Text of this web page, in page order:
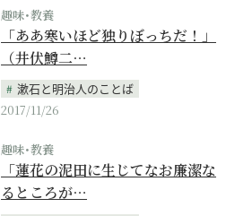
趣味･教養
「ああ寒いほど独りぼっちだ！」
（井伏鱒二…
漱石と明治人のことば
2017/11/26
趣味･教養
「蓮花の泥田に生じてなお廉潔な
るところが…